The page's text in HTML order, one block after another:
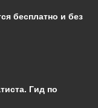
бесплатно и без
Гид по